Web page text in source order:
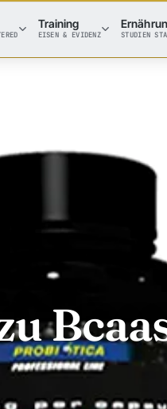
Training
EISEN & EVIDENZ STUDIEN